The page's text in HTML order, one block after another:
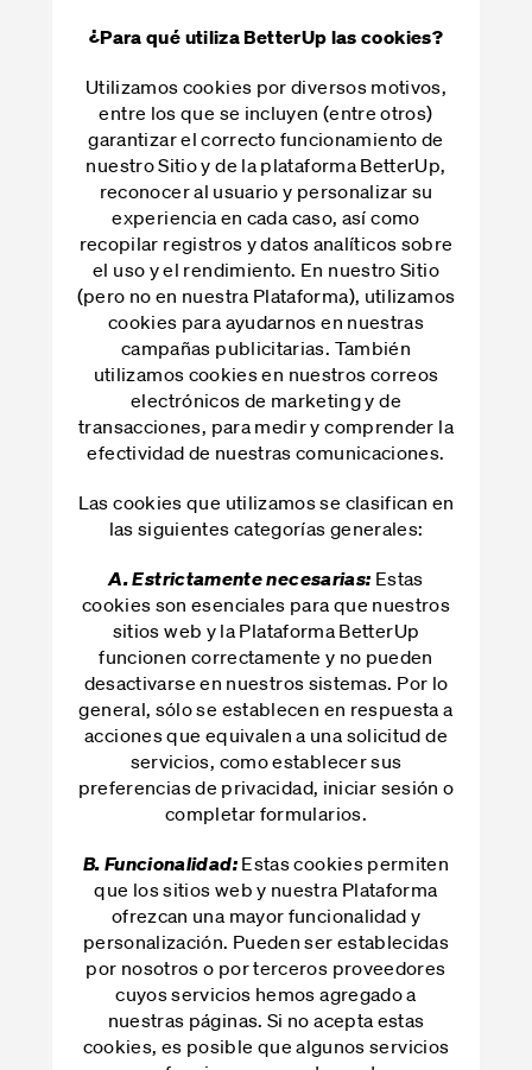
¿Para qué utiliza BetterUp las cookies?
Utilizamos cookies por diversos motivos,
entre los que se incluyen (entre otros)
garantizar el correcto funcionamiento de
nuestro Sitio y de la plataforma BetterUp,
reconocer al usuario y personalizar su
experiencia en cada caso, así como
recopilar registros y datos analíticos sobre
el uso y el rendimiento. En nuestro Sitio
(pero no en nuestra Plataforma), utilizamos
cookies para ayudarnos en nuestras
campañas publicitarias. También
utilizamos cookies en nuestros correos
electrónicos de marketing y de
transacciones, para medir y comprender la
efectividad de nuestras comunicaciones.
Las cookies que utilizamos se clasifican en
las siguientes categorías generales:
A. Estrictamente necesarias: Estas
cookies son esenciales para que nuestros
sitios web y la Plataforma BetterUp
funcionen correctamente y no pueden
desactivarse en nuestros sistemas. Por lo
general, sólo se establecen en respuesta a
acciones que equivalen a una solicitud de
servicios, como establecer sus
preferencias de privacidad, iniciar sesión o
completar formularios.
B. Funcionalidad: Estas cookies permiten
que los sitios web y nuestra Plataforma
ofrezcan una mayor funcionalidad y
personalización. Pueden ser establecidas
por nosotros o por terceros proveedores
cuyos servicios hemos agregado a
nuestras páginas. Si no acepta estas
cookies, es posible que algunos servicios